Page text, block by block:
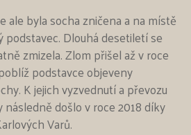
ale byla socha zničena a na místě
Dlouhá desetiletí se
zmizela. Zlom přišel až v roce
podstavce objeveny
K jejich vyzvednutí a převozu
následně došlo v roce 2018 díky
Varů.